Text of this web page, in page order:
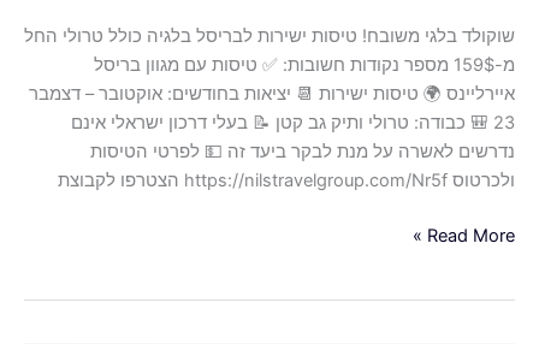
שוקולד בלגי משובח! טיסות ישירות לבריסל בלגיה כולל טרולי החל
מ-159$ מספר נקודות חשובות: ✅ טיסות עם מגוון בריסל
איירליינס 🌍 טיסות ישירות 📆 יציאות בחודשים: אוקטובר – דצמבר
23 🎒 כבודה: טרולי ותיק גב קטן 📝 בעלי דרכון ישראלי אינם
נדרשים לאשרה על מנת לבקר ביעד זה 💵 לפרטי הטיסות
ולכרטוס https://nilstravelgroup.com/Nr5f הצטרפו לקבוצת
Read More »